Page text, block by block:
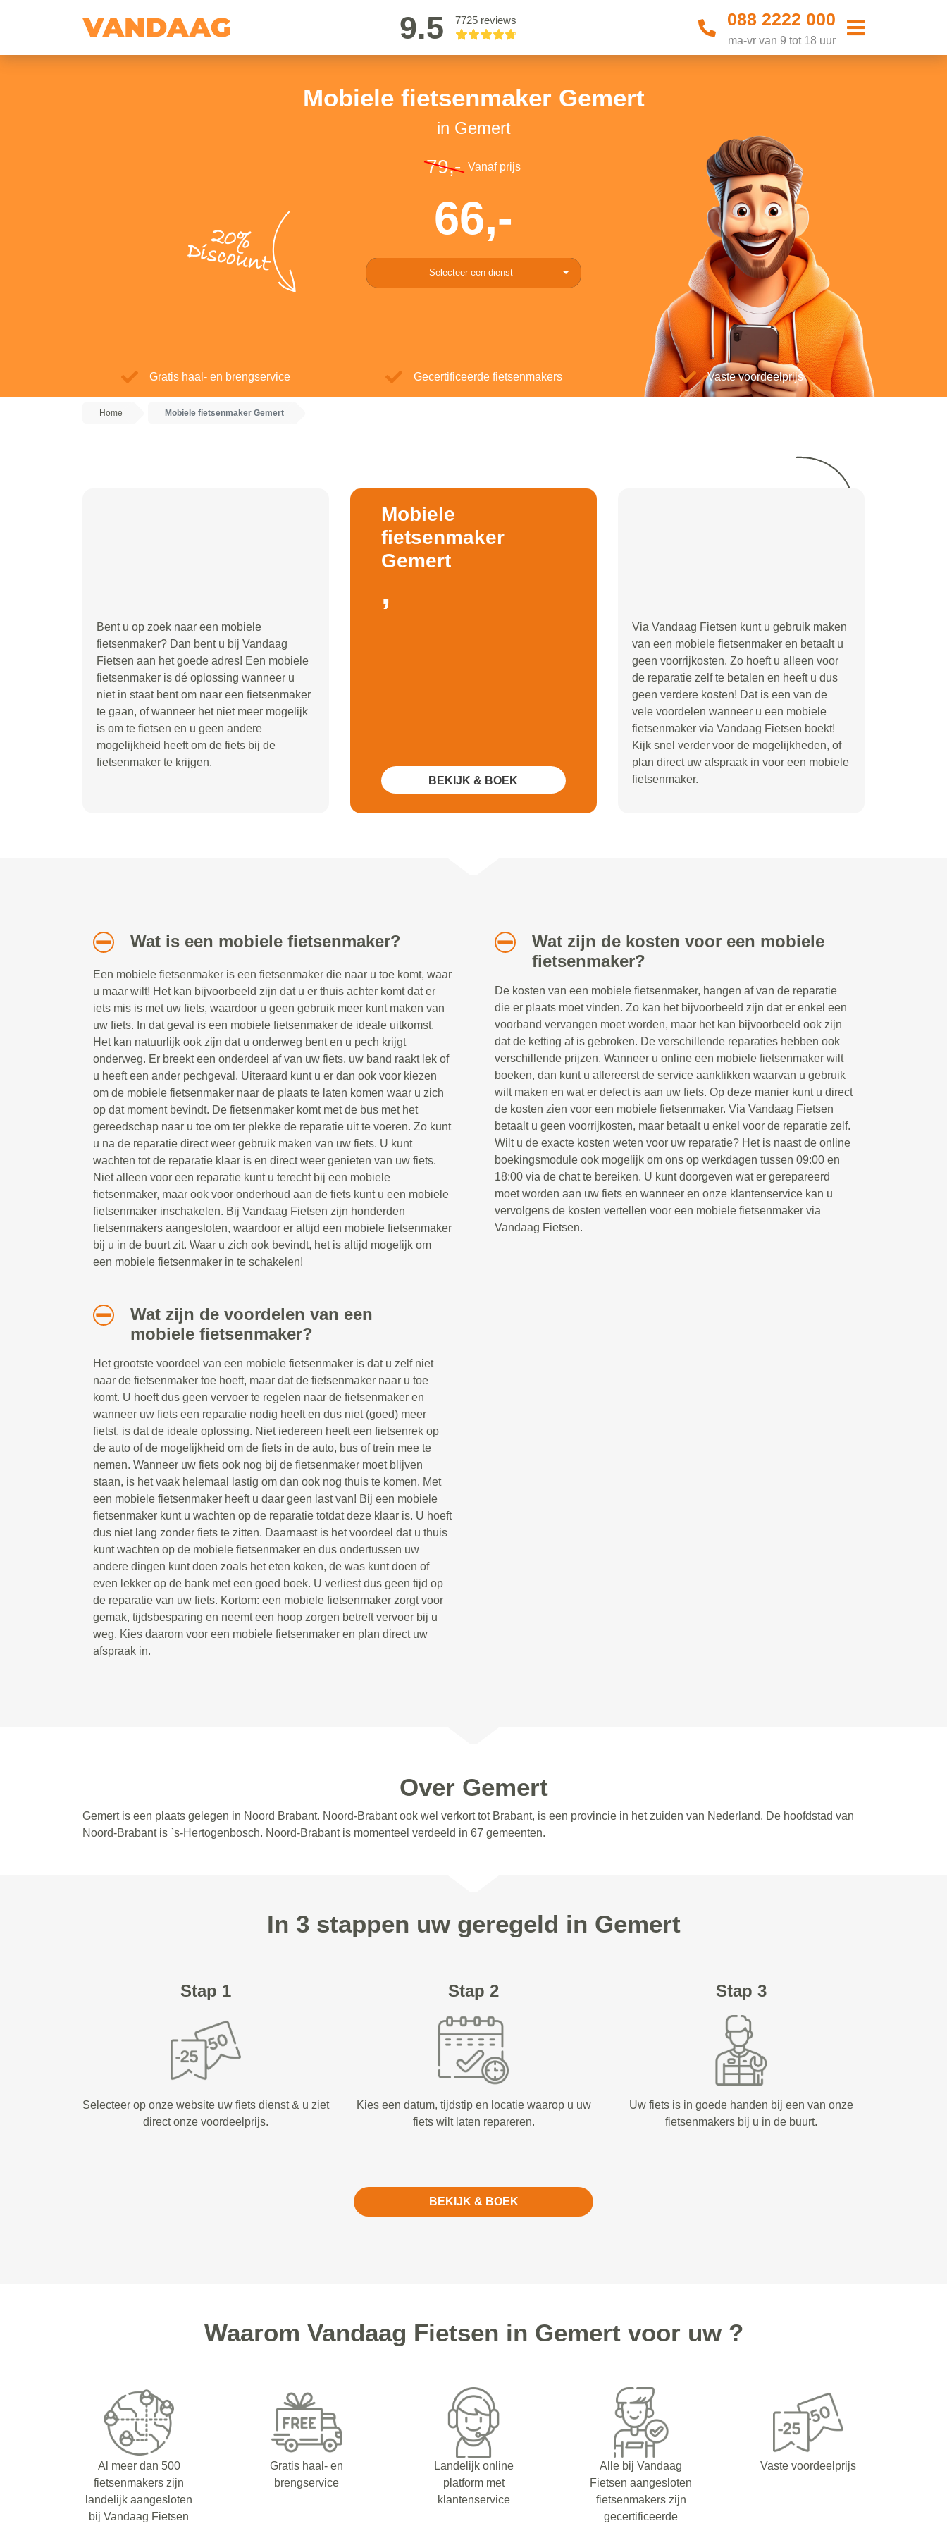
9.5 7725 reviews 088 2222 000
ma-vr van 9 tot 18 uur
Mobiele fietsenmaker Gemert
in Gemert
20%
Discount
79,- Vanaf prijs
66,-
Selecteer een dienst
Gratis haal- en brengservice Gecertificeerde fietsenmakers Vaste voordeelprijs
Home Mobiele fietsenmaker Gemert
Bent u op zoek naar een mobiele
fietsenmaker? Dan bent u bij Vandaag
Fietsen aan het goede adres! Een mobiele
fietsenmaker is dé oplossing wanneer u
niet in staat bent om naar een fietsenmaker
te gaan, of wanneer het niet meer mogelijk
is om te fietsen en u geen andere
mogelijkheid heeft om de fiets bij de
fietsenmaker te krijgen.
Mobiele
fietsenmaker
Gemert
,
BEKIJK & BOEK
Via Vandaag Fietsen kunt u gebruik maken
van een mobiele fietsenmaker en betaalt u
geen voorrijkosten. Zo hoeft u alleen voor
de reparatie zelf te betalen en heeft u dus
geen verdere kosten! Dat is een van de
vele voordelen wanneer u een mobiele
fietsenmaker via Vandaag Fietsen boekt!
Kijk snel verder voor de mogelijkheden, of
plan direct uw afspraak in voor een mobiele
fietsenmaker.
Wat is een mobiele fietsenmaker?
Een mobiele fietsenmaker is een fietsenmaker die naar u toe komt, waar
u maar wilt! Het kan bijvoorbeeld zijn dat u er thuis achter komt dat er
iets mis is met uw fiets, waardoor u geen gebruik meer kunt maken van
uw fiets. In dat geval is een mobiele fietsenmaker de ideale uitkomst.
Het kan natuurlijk ook zijn dat u onderweg bent en u pech krijgt
onderweg. Er breekt een onderdeel af van uw fiets, uw band raakt lek of
u heeft een ander pechgeval. Uiteraard kunt u er dan ook voor kiezen
om de mobiele fietsenmaker naar de plaats te laten komen waar u zich
op dat moment bevindt. De fietsenmaker komt met de bus met het
gereedschap naar u toe om ter plekke de reparatie uit te voeren. Zo kunt
u na de reparatie direct weer gebruik maken van uw fiets. U kunt
wachten tot de reparatie klaar is en direct weer genieten van uw fiets.
Niet alleen voor een reparatie kunt u terecht bij een mobiele
fietsenmaker, maar ook voor onderhoud aan de fiets kunt u een mobiele
fietsenmaker inschakelen. Bij Vandaag Fietsen zijn honderden
fietsenmakers aangesloten, waardoor er altijd een mobiele fietsenmaker
bij u in de buurt zit. Waar u zich ook bevindt, het is altijd mogelijk om
een mobiele fietsenmaker in te schakelen!
Wat zijn de voordelen van een
mobiele fietsenmaker?
Het grootste voordeel van een mobiele fietsenmaker is dat u zelf niet
naar de fietsenmaker toe hoeft, maar dat de fietsenmaker naar u toe
komt. U hoeft dus geen vervoer te regelen naar de fietsenmaker en
wanneer uw fiets een reparatie nodig heeft en dus niet (goed) meer
fietst, is dat de ideale oplossing. Niet iedereen heeft een fietsenrek op
de auto of de mogelijkheid om de fiets in de auto, bus of trein mee te
nemen. Wanneer uw fiets ook nog bij de fietsenmaker moet blijven
staan, is het vaak helemaal lastig om dan ook nog thuis te komen. Met
een mobiele fietsenmaker heeft u daar geen last van! Bij een mobiele
fietsenmaker kunt u wachten op de reparatie totdat deze klaar is. U hoeft
dus niet lang zonder fiets te zitten. Daarnaast is het voordeel dat u thuis
kunt wachten op de mobiele fietsenmaker en dus ondertussen uw
andere dingen kunt doen zoals het eten koken, de was kunt doen of
even lekker op de bank met een goed boek. U verliest dus geen tijd op
de reparatie van uw fiets. Kortom: een mobiele fietsenmaker zorgt voor
gemak, tijdsbesparing en neemt een hoop zorgen betreft vervoer bij u
weg. Kies daarom voor een mobiele fietsenmaker en plan direct uw
afspraak in.
Wat zijn de kosten voor een mobiele
fietsenmaker?
De kosten van een mobiele fietsenmaker, hangen af van de reparatie
die er plaats moet vinden. Zo kan het bijvoorbeeld zijn dat er enkel een
voorband vervangen moet worden, maar het kan bijvoorbeeld ook zijn
dat de ketting af is gebroken. De verschillende reparaties hebben ook
verschillende prijzen. Wanneer u online een mobiele fietsenmaker wilt
boeken, dan kunt u allereerst de service aanklikken waarvan u gebruik
wilt maken en wat er defect is aan uw fiets. Op deze manier kunt u direct
de kosten zien voor een mobiele fietsenmaker. Via Vandaag Fietsen
betaalt u geen voorrijkosten, maar betaalt u enkel voor de reparatie zelf.
Wilt u de exacte kosten weten voor uw reparatie? Het is naast de online
boekingsmodule ook mogelijk om ons op werkdagen tussen 09:00 en
18:00 via de chat te bereiken. U kunt doorgeven wat er gerepareerd
moet worden aan uw fiets en wanneer en onze klantenservice kan u
vervolgens de kosten vertellen voor een mobiele fietsenmaker via
Vandaag Fietsen.
Over Gemert
Gemert is een plaats gelegen in Noord Brabant. Noord-Brabant ook wel verkort tot Brabant, is een provincie in het zuiden van Nederland. De hoofdstad van
Noord-Brabant is `s-Hertogenbosch. Noord-Brabant is momenteel verdeeld in 67 gemeenten.
In 3 stappen uw geregeld in Gemert
Stap 1
Selecteer op onze website uw fiets dienst & u ziet
direct onze voordeelprijs.
Stap 2
Kies een datum, tijdstip en locatie waarop u uw
fiets wilt laten repareren.
Stap 3
Uw fiets is in goede handen bij een van onze
fietsenmakers bij u in de buurt.
BEKIJK & BOEK
Waarom Vandaag Fietsen in Gemert voor uw ?
Al meer dan 500
fietsenmakers zijn
landelijk aangesloten
bij Vandaag Fietsen
Gratis haal- en
brengservice
Landelijk online
platform met
klantenservice
Alle bij Vandaag
Fietsen aangesloten
fietsenmakers zijn
gecertificeerde
Vaste voordeelprijs